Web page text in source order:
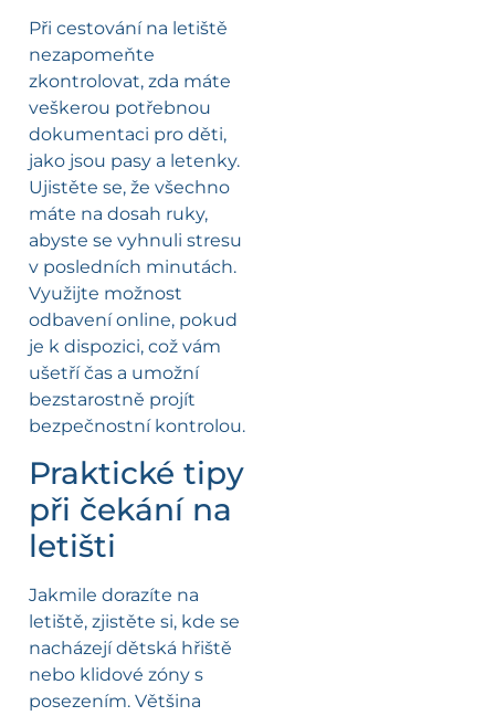
Při cestování na letiště
nezapomeňte
zkontrolovat, zda máte
veškerou potřebnou
dokumentaci pro děti,
jako jsou pasy a letenky.
Ujistěte se, že všechno
máte na dosah ruky,
abyste se vyhnuli stresu
v posledních minutách.
Využijte možnost
odbavení online, pokud
je k dispozici, což vám
ušetří čas a umožní
bezstarostně projít
bezpečnostní kontrolou.
Praktické tipy
při čekání na
letišti
Jakmile dorazíte na
letiště, zjistěte si, kde se
nacházejí dětská hřiště
nebo klidové zóny s
posezením. Většina